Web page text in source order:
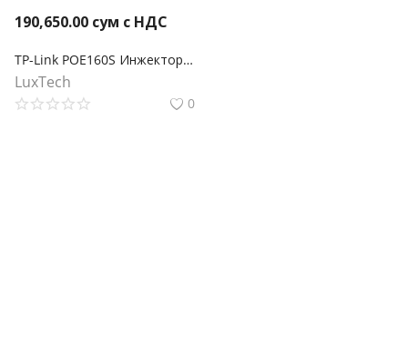
190,650.00 сум с НДС
TP-Link POE160S Инжектор PoE+
LuxTech
0